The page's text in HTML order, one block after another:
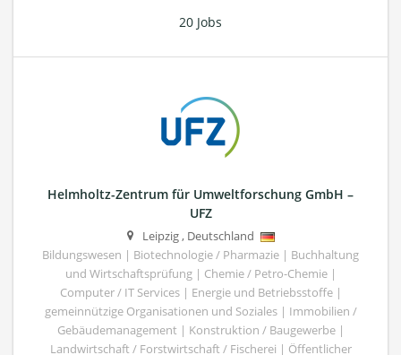
20 Jobs
Helmholtz-Zentrum für Umweltforschung GmbH –
UFZ
Leipzig, Deutschland
Bildungswesen | Biotechnologie / Pharmazie | Buchhaltung
und Wirtschaftsprüfung | Chemie / Petro-Chemie |
Computer / IT Services | Energie und Betriebsstoffe |
gemeinnützige Organisationen und Soziales | Immobilien /
Gebäudemanagement | Konstruktion / Baugewerbe |
Landwirtschaft / Forstwirtschaft / Fischerei | Öffentlicher